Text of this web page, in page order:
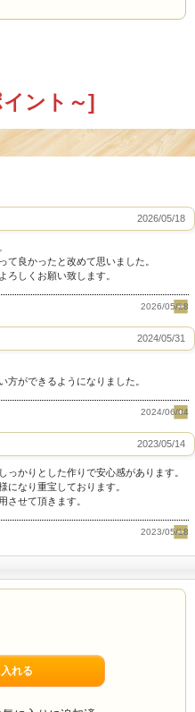
様
）
ント～]
2026/05/18
良かったと改めて思いました。
ろしくお願い致します。
2026/05/18
2024/05/31
方ができるようになりました。
2024/06/04
2023/05/14
っかりとした作りで安心感があります。
になり重宝しております。
させて頂きます。
2023/05/18